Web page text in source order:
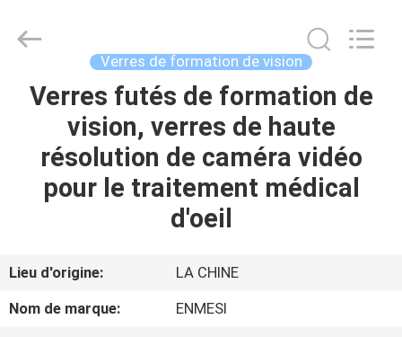
MAISON
PRODUITS
DE
NOUS
Intelligence
Technology
Reserved.
Verres de formation de vision
Verres futés de formation de
vision, verres de haute
résolution de caméra vidéo
pour le traitement médical
d'oeil
Lieu d'origine:
LA CHINE
Nom de marque:
ENMESI